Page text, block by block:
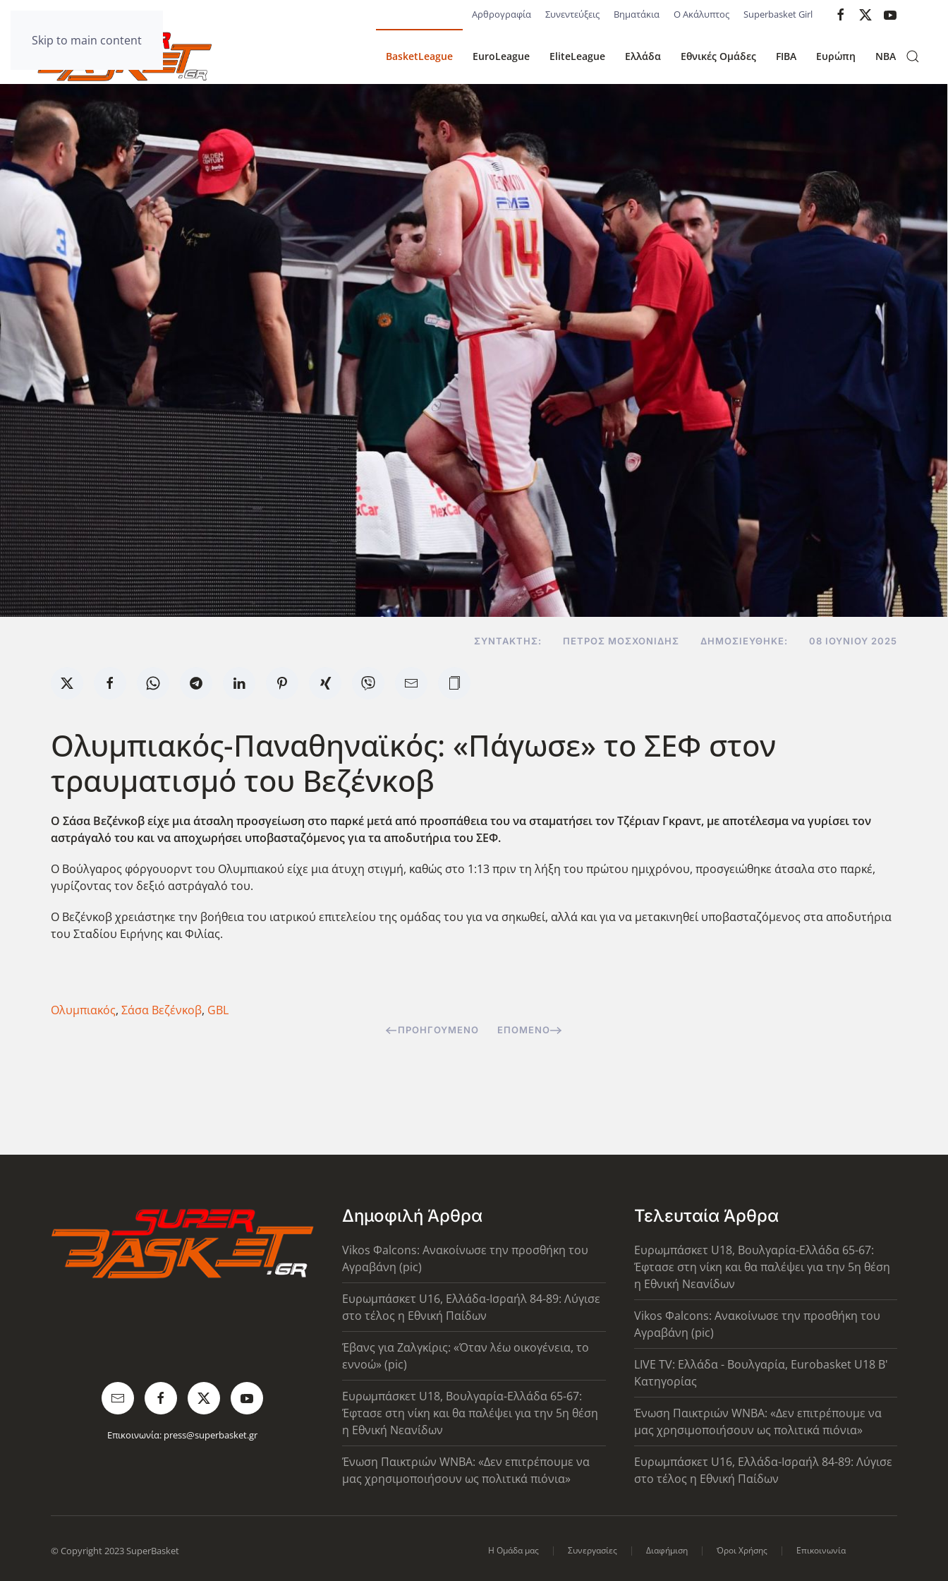
Skip to main content
Αρθρογραφία Συνεντεύξεις Βηματάκια Ο Ακάλυπτος Superbasket Girl
BasketLeague EuroLeague EliteLeague Ελλάδα Εθνικές Ομάδες FIBA Ευρώπη NBA
ΣΥΝΤΆΚΤΗΣ: ΠΈΤΡΟΣ ΜΟΣΧΟΝΊΔΗΣ ΔΗΜΟΣΙΕΎΘΗΚΕ: 08 ΙΟΥΝΊΟΥ 2025
Ολυμπιακός-Παναθηναϊκός: «Πάγωσε» το ΣΕΦ στον
τραυματισμό του Βεζένκοβ
Ο Σάσα Βεζένκοβ είχε μια άτσαλη προσγείωση στο παρκέ μετά από προσπάθεια του να σταματήσει τον Τζέριαν Γκραντ, με αποτέλεσμα να γυρίσει τον
αστράγαλό του και να αποχωρήσει υποβασταζόμενος για τα αποδυτήρια του ΣΕΦ.
Ο Βο΄υλγαρος φόργουορντ του Ολυμπιακού είχε μια άτυχη στιγμή, καθώς στο 1:13 πριν τη λήξη του πρώτου ημιχρόνου, προσγειώθηκε άτσαλα στο παρκέ,
γυρίζοντας τον δεξιό αστράγαλό του.
Ο Βεζένκοβ χρειάστηκε την βοήθεια του ιατρικού επιτελείου της ομάδας του για να σηκωθεί, αλλά και για να μετακινηθεί υποβασταζόμενος στα αποδυτήρια
του Σταδίου Ειρήνης και Φιλίας.
Ολυμπιακός, Σάσα Βεζένκοβ, GBL
ΠΡΟΗΓΟΎΜΕΝΟ ΕΠΌΜΕΝΟ
Επικοινωνία: press@superbasket.gr
Δημοφιλή Άρθρα
Vikos Φalcons: Ανακοίνωσε την προσθήκη του
Αγραβάνη (pic)
Ευρωμπάσκετ U16, Ελλάδα-Ισραήλ 84-89: Λύγισε
στο τέλος η Εθνική Παίδων
Έβανς για Ζαλγκίρις: «Όταν λέω οικογένεια, το
εννοώ» (pic)
Ευρωμπάσκετ U18, Βουλγαρία-Ελλάδα 65-67:
Έφτασε στη νίκη και θα παλέψει για την 5η θέση
η Εθνική Νεανίδων
Ένωση Παικτριών WNBA: «Δεν επιτρέπουμε να
μας χρησιμοποιήσουν ως πολιτικά πιόνια»
Τελευταία Άρθρα
Ευρωμπάσκετ U18, Βουλγαρία-Ελλάδα 65-67:
Έφτασε στη νίκη και θα παλέψει για την 5η θέση
η Εθνική Νεανίδων
Vikos Φalcons: Ανακοίνωσε την προσθήκη του
Αγραβάνη (pic)
LIVE TV: Ελλάδα - Βουλγαρία, Eurobasket U18 Β'
Κατηγορίας
Ένωση Παικτριών WNBA: «Δεν επιτρέπουμε να
μας χρησιμοποιήσουν ως πολιτικά πιόνια»
Ευρωμπάσκετ U16, Ελλάδα-Ισραήλ 84-89: Λύγισε
στο τέλος η Εθνική Παίδων
© Copyright 2023 SuperBasket Η Ομάδα μας Συνεργασίες Διαφήμιση Όροι Χρήσης Επικοινωνία